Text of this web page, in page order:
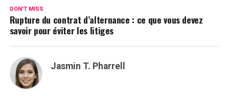
DON'T MISS
Rupture du contrat d’alternance : ce que vous devez
savoir pour éviter les litiges
Jasmin T. Pharrell